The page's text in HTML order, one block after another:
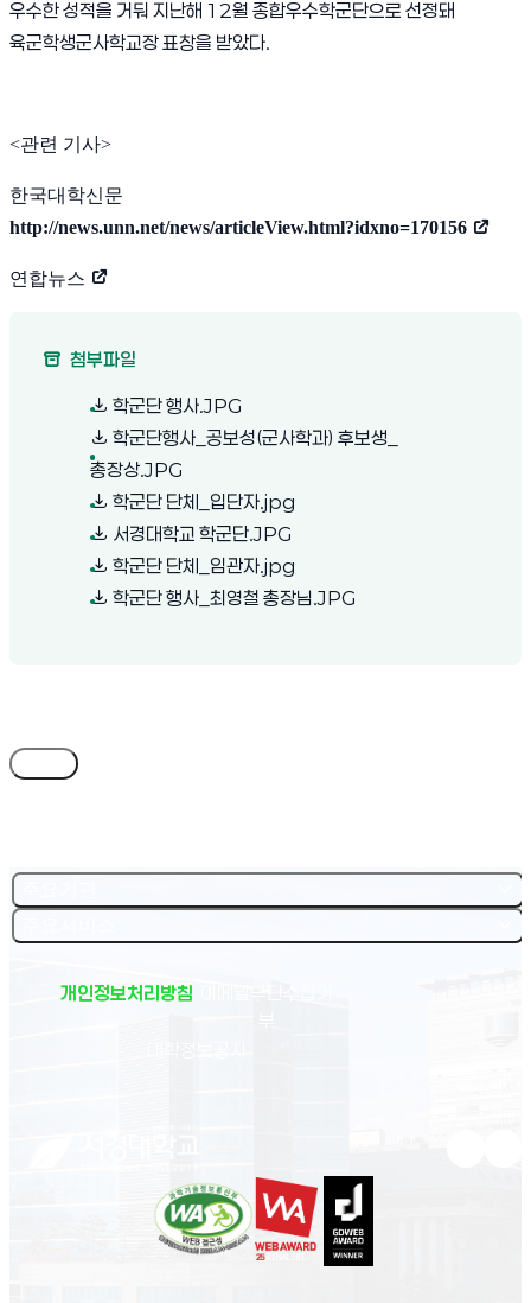
우수한 성적을 거둬 지난해 12월 종합우수학군단으로 선정돼
육군학생군사학교장 표창을 받았다.
<관련 기사>
한국대학신문
http://news.unn.net/news/articleView.html?idxno=170156
(새 창 열림)
연합뉴스 (새 창 열림)
첨부파일
학군단 행사.JPG
학군단행사_공보성(군사학과) 후보생_
총장상.JPG
학군단 단체_입단자.jpg
서경대학교 학군단.JPG
학군단 단체_임관자.jpg
학군단 행사_최영철 총장님.JPG
개인정보처리방침